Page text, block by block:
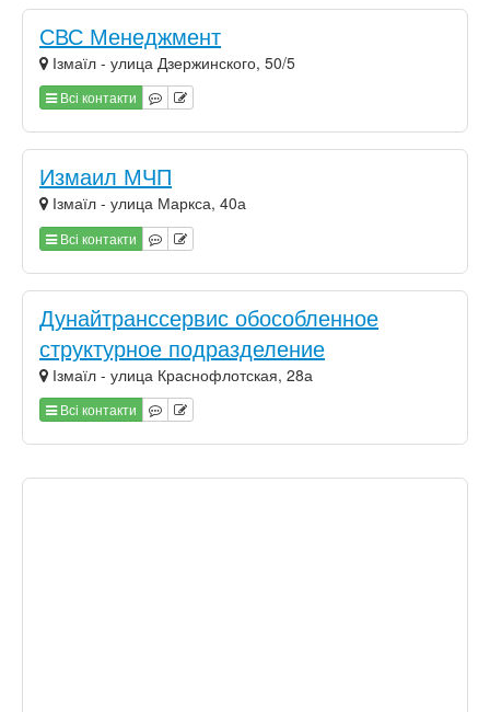
СВС Менеджмент
Ізмаїл - улица Дзержинского, 50/5
Всі контакти
Измаил МЧП
Ізмаїл - улица Маркса, 40а
Всі контакти
Дунайтранссервис обособленное
структурное подразделение
Ізмаїл - улица Краснофлотская, 28а
Всі контакти